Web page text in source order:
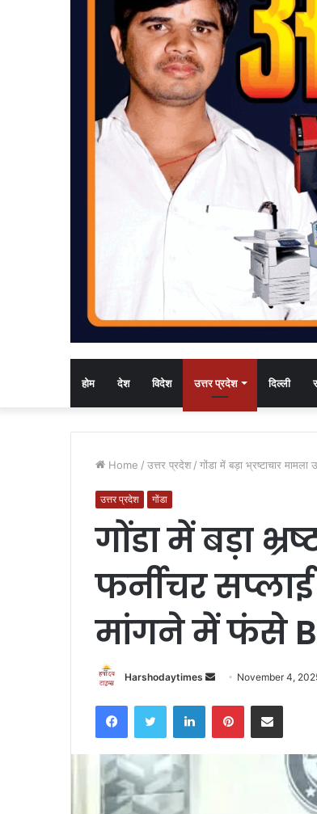
होम देश विदेश उत्तर प्रदेश दिल्ली
Home / उत्तर प्रदेश / गोंडा में बड़ा भ्रष्टाचार
उत्तर प्रदेश गोंडा
गोंडा में बड़ा
फर्नीचर
मांगने में फंसे
Harshodaytimes
Send
email
November 4,
FacebookTwitter LinkedInPinterestShare via Email